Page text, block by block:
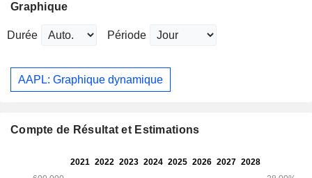
Graphique
Durée Période
AAPL: Graphique dynamique
Compte de Résultat et Estimations